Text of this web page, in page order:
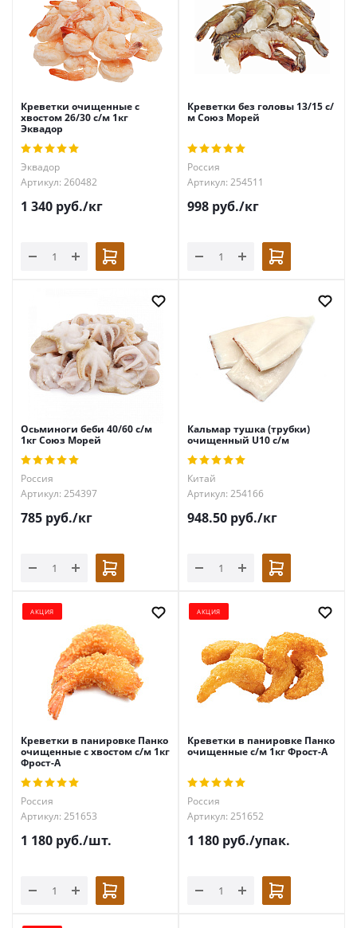
Креветки очищенные с
хвостом 26/30 с/м 1кг
Эквадор
Эквадор
Артикул: 260482
1 340 руб./кг
Креветки без головы 13/15 с/
м Союз Морей
Россия
Артикул: 254511
998 руб./кг
Осьминоги беби 40/60 с/м
1кг Союз Морей
Россия
Артикул: 254397
785 руб./кг
Кальмар тушка (трубки)
очищенный U10 с/м
Китай
Артикул: 254166
948.50 руб./кг
АКЦИЯ
Креветки в панировке Панко
очищенные с хвостом с/м 1кг
Фрост-А
Россия
Артикул: 251653
1 180 руб./шт.
АКЦИЯ
Креветки в панировке Панко
очищенные с/м 1кг Фрост-А
Россия
Артикул: 251652
1 180 руб./упак.